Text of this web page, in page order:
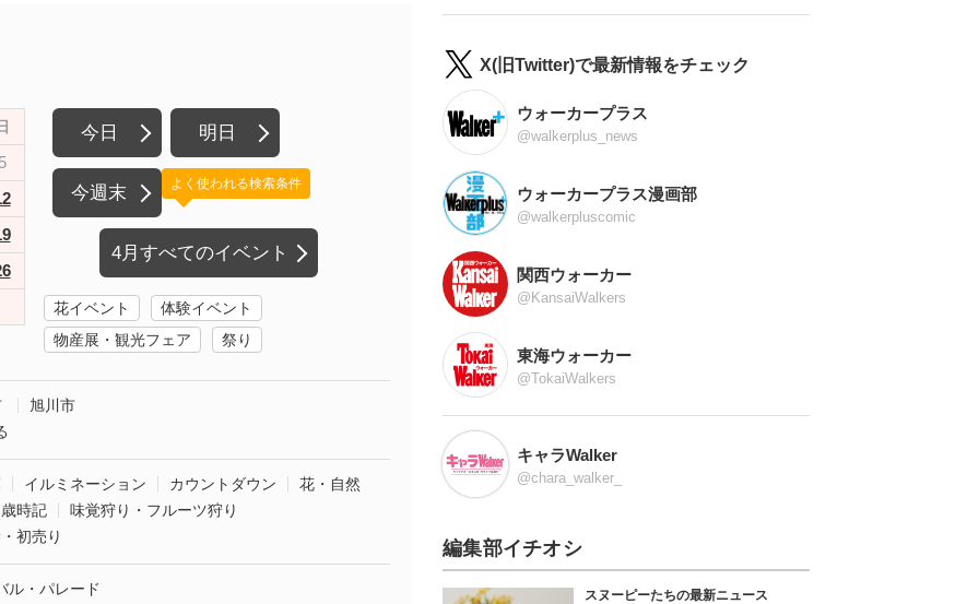
今日 明日
今週末
4月すべてのイベント
よく使われる検索条件
花イベント
体験イベント
物産展・観光フェア
祭り
旭川市
イルミネーション カウントダウン
花・自然
時記
味覚狩り・フルーツ狩り
初売り
ル・パレード
X(旧Twitter)で最新情報をチェック
ウォーカープラス
@walkerplus_news
ウォーカープラス漫画部
@walkerpluscomic
関西ウォーカー
@KansaiWalkers
東海ウォーカー
@TokaiWalkers
キャラWalker
@chara_walker_
編集部イチオシ
スヌーピーたちの最新ニュース